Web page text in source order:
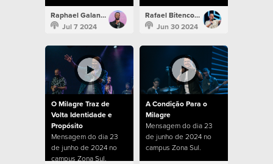
Raphael Galante
Jul 7 2024
Rafael Bitencourt
Jun 30 2024
O Milagre Traz de
Volta Identidade e
Propósito
Mensagem do dia 23
de junho de 2024 no
campus Zona Sul.
A Condição Para o
Milagre
Mensagem do dia 23
de junho de 2024 no
campus Zona Sul.